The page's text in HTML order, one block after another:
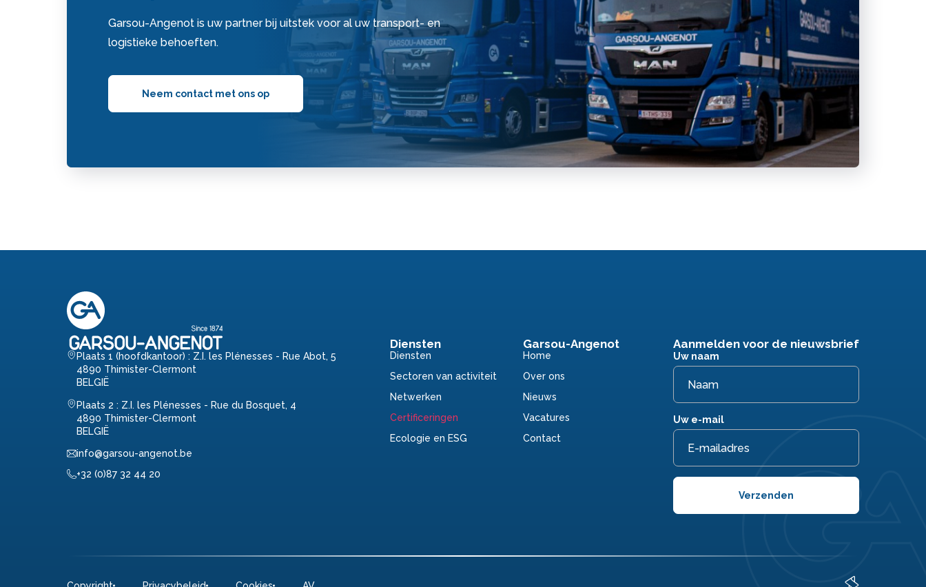
Garsou-Angenot is uw partner bij uitstek voor al uw transport- en
logistieke behoeften.
Neem contact met ons op
Plaats 1 (hoofdkantoor) : Z.I. les Plénesses - Rue Abot, 5
4890 Thimister-Clermont
BELGIË
Plaats 2 : Z.I. les Plénesses - Rue du Bosquet, 4
4890 Thimister-Clermont
BELGIË
info@garsou-angenot.be
+32 (0)87 32 44 20
Diensten
Diensten
Sectoren van activiteit
Netwerken
Certificeringen
Ecologie en ESG
Garsou-Angenot
Home
Over ons
Nieuws
Vacatures
Contact
Aanmelden voor de nieuwsbrief
Uw naam
Uw e-mail
Verzenden